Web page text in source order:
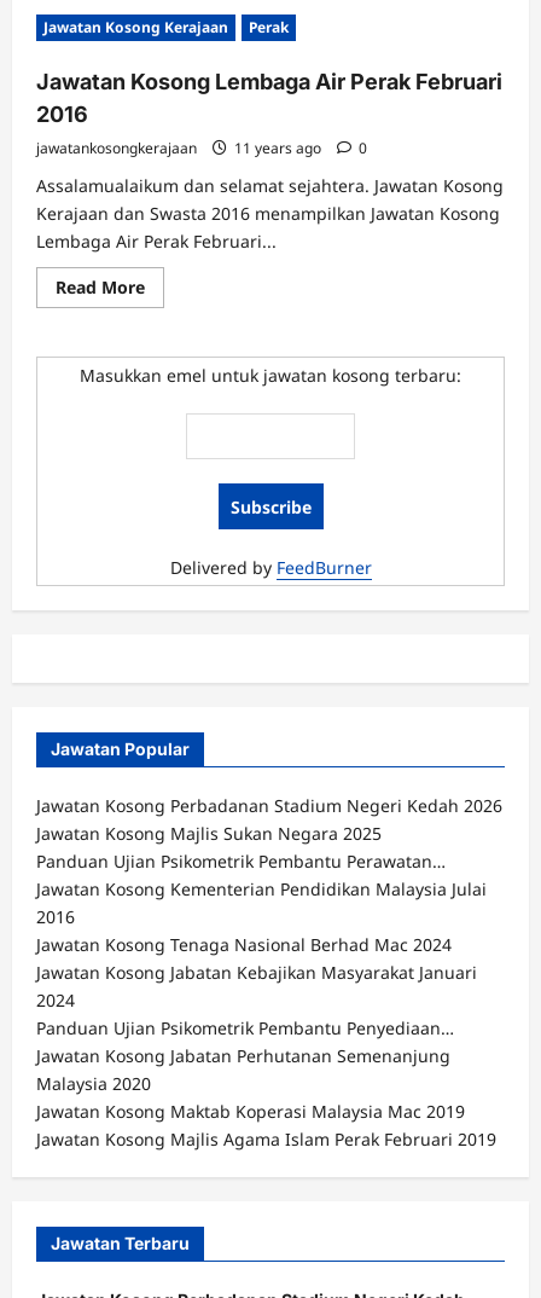
Jawatan
Kosong
Lembaga
Perak
Darul
2016
Jawatan Kosong Kerajaan Perak
Jawatan Kosong Lembaga Air Perak Februari
2016
jawatankosongkerajaan 11 years ago 0
Assalamualaikum dan selamat sejahtera. Jawatan Kosong
Kerajaan dan Swasta 2016 menampilkan Jawatan Kosong
Lembaga Air Perak Februari...
Read MoreRead
more
Kosong
Lembaga
Air
Februari
Masukkan emel untuk jawatan kosong terbaru:
Delivered by FeedBurner
Jawatan Popular
Jawatan Kosong Perbadanan Stadium Negeri Kedah 2026
Jawatan Kosong Majlis Sukan Negara 2025
Panduan Ujian Psikometrik Pembantu Perawatan…
Jawatan Kosong Kementerian Pendidikan Malaysia Julai
2016
Jawatan Kosong Tenaga Nasional Berhad Mac 2024
Jawatan Kosong Jabatan Kebajikan Masyarakat Januari
2024
Panduan Ujian Psikometrik Pembantu Penyediaan…
Jawatan Kosong Jabatan Perhutanan Semenanjung
Malaysia 2020
Jawatan Kosong Maktab Koperasi Malaysia Mac 2019
Jawatan Kosong Majlis Agama Islam Perak Februari 2019
Jawatan Terbaru